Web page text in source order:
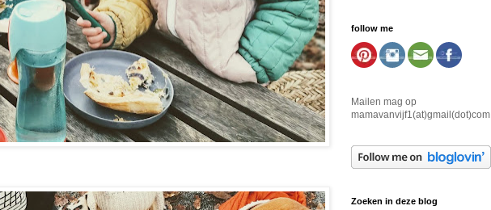
follow me
Mailen mag op
mamavanvijf1(at)gmail(dot)com
Zoeken in deze blog